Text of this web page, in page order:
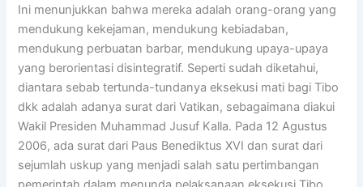
Ini menunjukkan bahwa mereka adalah orang-orang yang
mendukung kekejaman, mendukung kebiadaban,
mendukung perbuatan barbar, mendukung upaya-upaya
yang berorientasi disintegratif. Seperti sudah diketahui,
diantara sebab tertunda-tundanya eksekusi mati bagi Tibo
dkk adalah adanya surat dari Vatikan, sebagaimana diakui
Wakil Presiden Muhammad Jusuf Kalla. Pada 12 Agustus
2006, ada surat dari Paus Benediktus XVI dan surat dari
sejumlah uskup yang menjadi salah satu pertimbangan